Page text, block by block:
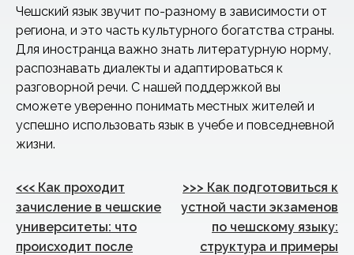
Чешский язык звучит по-разному в зависимости от
региона, и это часть культурного богатства страны.
Для иностранца важно знать литературную норму,
распознавать диалекты и адаптироваться к
разговорной речи. С нашей поддержкой вы
сможете уверенно понимать местных жителей и
успешно использовать язык в учебе и повседневной
жизни.
Навигация
по
записям
<<< Как проходит
зачисление в чешские
университеты: что
происходит после
>>> Как подготовиться к
устной части экзаменов
по чешскому языку:
структура и примеры